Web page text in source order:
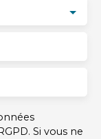
Si vous ne